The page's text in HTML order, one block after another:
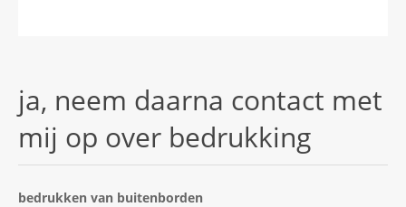
ja, neem daarna contact met
mij op over bedrukking
bedrukken van buitenborden